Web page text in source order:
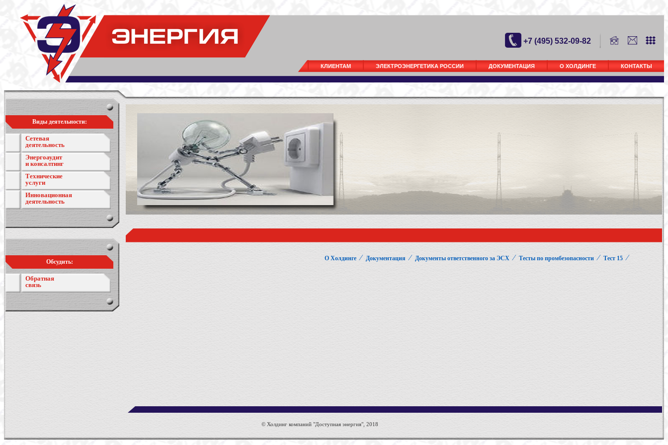
+7 (495) 532-09-82
КЛИЕНТАМ ЭЛЕКТРОЭНЕРГЕТИКА РОССИИ ДОКУМЕНТАЦИЯ О ХОЛДИНГЕ КОНТАКТЫ
Виды деятельности:
Сетевая
деятельность
Энергоаудит
и консалтинг
Технические
услуги
Инновационная
деятельность
Обсудить:
Обратная
связь
О Холдинге ⁄ Документация ⁄ Документы ответственного за ЭСХ ⁄ Тесты по промбезопасности ⁄ Тест 15 ⁄
© Холдинг компаний "Доступная энергия", 2018